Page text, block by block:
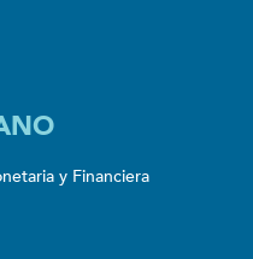
y Financiera